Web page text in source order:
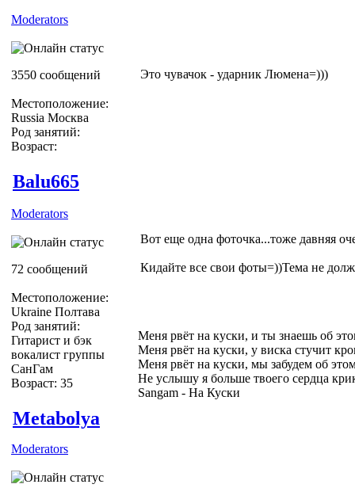
Moderators
3550 сообщений
Местоположение:
Russia Москва
Род занятий:
Возраст:
Это чувачок - ударник Люмена=)))
Balu665
Moderators
72 сообщений
Местоположение:
Ukraine Полтава
Род занятий:
Гитарист и бэк
вокалист группы
СанГам
Возраст: 35
Вот еще одна фоточка...тоже давняя
Кидайте все свои фоты=))Тема не
Меня рвёт на куски, и ты знаешь об
Меня рвёт на куски, у виска стучит
Меня рвёт на куски, мы забудем об
Не услышу я больше твоего сердца
Sangam - На Куски
Metabolya
Moderators